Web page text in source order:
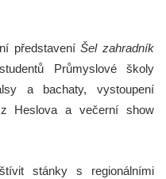
představeníŠel zahradník
Průmyslové školy
a bachaty, vystoupení
Heslova a večerní show
stánky s regionálními